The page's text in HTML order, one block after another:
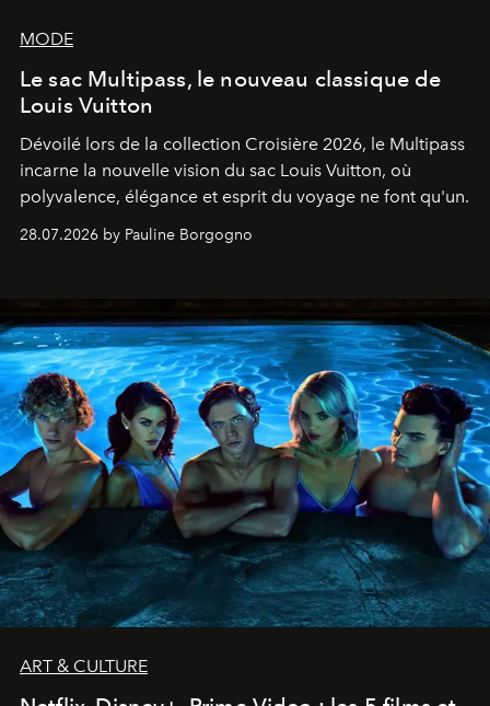
MODE
Le sac Multipass, le nouveau classique de
Louis Vuitton
Dévoilé lors de la collection Croisière 2026, le Multipass
incarne la nouvelle vision du sac Louis Vuitton, où
polyvalence, élégance et esprit du voyage ne font qu'un.
28.07.2026 by Pauline Borgogno
ART & CULTURE